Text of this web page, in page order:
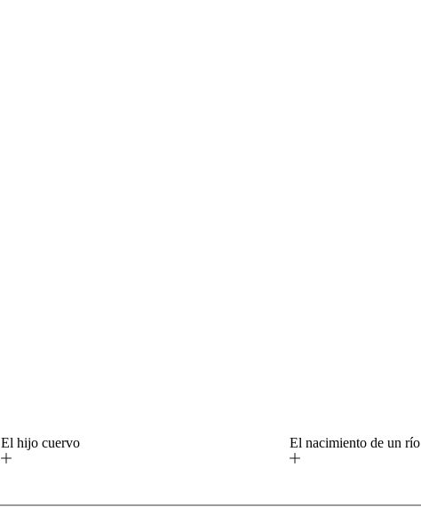
El hijo cuervo El nacimiento de un río